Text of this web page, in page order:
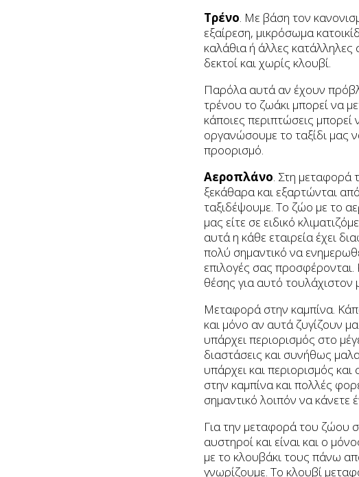
Τρένο. Με βάση τον
εξαίρεση, μικρόσωμα
καλάθια ή άλλες κατάλληλες
δεκτοί και χωρίς κλουβί.
Παρόλα αυτά αν έχουν
τρένου το ζωάκι μπορεί να
κάποιες περιπτώσεις μπορεί
οργανώσουμε το ταξίδι μας
προορισμό.
Αεροπλάνο. Στη μεταφορά
ξεκάθαρα και εξαρτώνται
ταξιδέψουμε. Το ζώο με το
μας είτε σε ειδικό
αυτά η κάθε εταιρεία έχει
πολύ σημαντικό να
επιλογές σας προσφέρονται.
θέσης για αυτό τουλάχιστον
Μεταφορά στην καμπίνα.
και μόνο αν αυτά ζυγίζουν
υπάρχει περιορισμός στο
διαστάσεις και συνήθως
υπάρχει και περιορισμός
στην καμπίνα και πολλές
σημαντικό λοιπόν να κάνετε
Για την μεταφορά του ζώου
αυστηροί και είναι και ο
με το κλουβάκι τους πάνω
γνωρίζουμε. Το κλουβί